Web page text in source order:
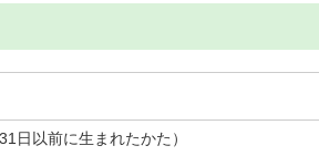
日以前に生まれたかた）